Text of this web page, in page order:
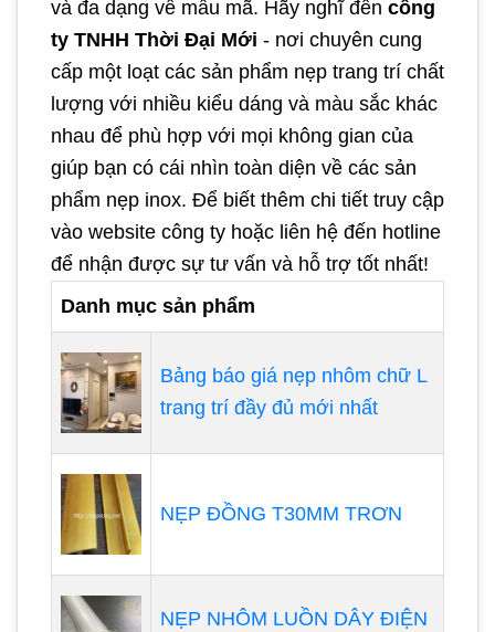
và đa dạng về mẫu mã. Hãy nghĩ đến công
ty TNHH Thời Đại Mới - nơi chuyên cung
cấp một loạt các sản phẩm nẹp trang trí chất
lượng với nhiều kiểu dáng và màu sắc khác
nhau để phù hợp với mọi không gian của
giúp bạn có cái nhìn toàn diện về các sản
phẩm nẹp inox. Để biết thêm chi tiết truy cập
vào website công ty hoặc liên hệ đến hotline
để nhận được sự tư vấn và hỗ trợ tốt nhất!
Danh mục sản phẩm
Bảng báo giá nẹp nhôm chữ L
trang trí đầy đủ mới nhất
NẸP ĐỒNG T30MM TRƠN
NẸP NHÔM LUỒN DÂY ĐIỆN